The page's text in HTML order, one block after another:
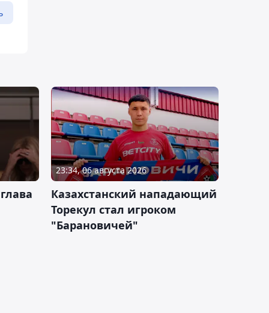
23:34, 06 августа 2026
Казахстанский нападающий
Торекул стал игроком
"Барановичей"